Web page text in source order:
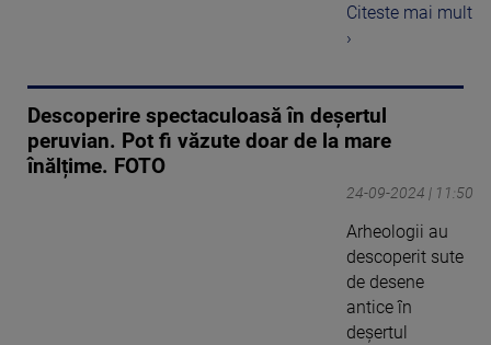
Citeste mai mult
›
Descoperire spectaculoasă în deșertul
peruvian. Pot fi văzute doar de la mare
înălțime. FOTO
24-09-2024 | 11:50
Arheologii au
descoperit sute
de desene
antice în
deşertul